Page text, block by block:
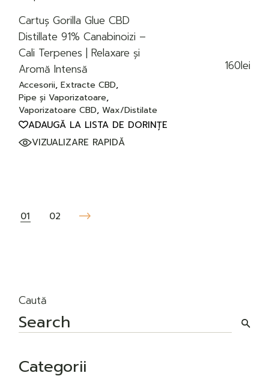
Cartuș Gorilla Glue CBD
Distillate 91% Canabinoizi –
Cali Terpenes | Relaxare și
Aromă Intensă
Accesorii Extracte CBD
Pipe și Vaporizatoare
Vaporizatoare CBD Wax/Distilate
160lei
ADAUGĂ LA LISTA DE DORINȚE
VIZUALIZARE RAPIDĂ
01 02
Caută
Categorii